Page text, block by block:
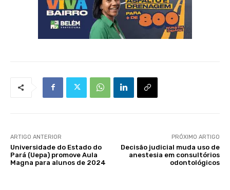
ARTIGO ANTERIOR
Universidade do Estado do
Pará (Uepa) promove Aula
Magna para alunos de 2024
PRÓXIMO ARTIGO
Decisão judicial muda uso de
anestesia em consultórios
odontológicos